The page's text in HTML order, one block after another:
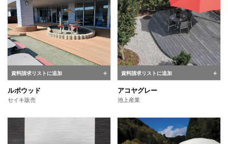
資料請求リストに追加
ルポウッド
セイキ販売
資料請求リストに追加
アコヤグレー
池上産業